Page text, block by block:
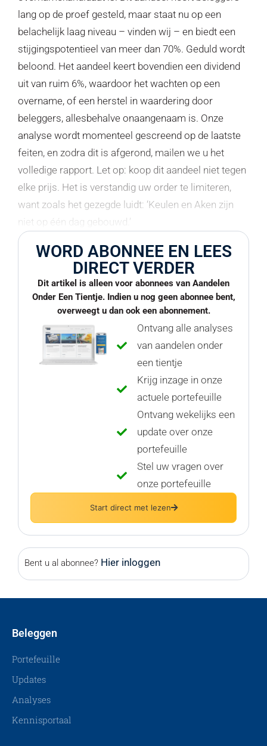
lang op de proef gesteld, maar staat nu op een
belachelijk laag niveau – vinden wij – en biedt een
stijgingspotentieel van meer dan 70%. Geduld wordt
beloond. Het aandeel keert bovendien een dividend
uit van ruim 6%, waardoor het wachten op een
overname, of een herstel in waardering door
beleggers, allesbehalve onaangenaam is. Onze
analyse wordt momenteel gescreend op de laatste
feiten, en zodra dit is afgerond, mailen we u het
volledige rapport. Let op: koop dit aandeel niet tegen
elke prijs. Het is verstandig uw order te limiteren,
want zoals het gezegde luidt: ‘Keulen en Aken zijn
niet op één dag gebouwd.’
WORD ABONNEE EN LEES
DIRECT VERDER
Dit artikel is alleen voor abonnees van Aandelen
Onder Een Tientje. Indien u nog geen abonnee bent,
overweegt u dan ook een abonnement.
Ontvang alle analyses
van aandelen onder
een tientje
Krijg inzage in onze
actuele portefeuille
Ontvang wekelijks een
update over onze
portefeuille
Stel uw vragen over
onze portefeuille
Start direct met lezen
Bent u al abonnee? Hier inloggen
Beleggen
Portefeuille
Updates
Analyses
Kennisportaal